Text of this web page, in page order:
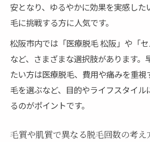
安となり、ゆるやかに効果を実感した
毛に挑戦する方に人気です。
松阪市内では「医療脱毛 松阪」や「セ
など、さまざまな選択肢があります。
たい方は医療脱毛、費用や痛みを重
毛を選ぶなど、目的やライフスタイル
るのがポイントです。
毛質や肌質で異なる脱毛回数の考え